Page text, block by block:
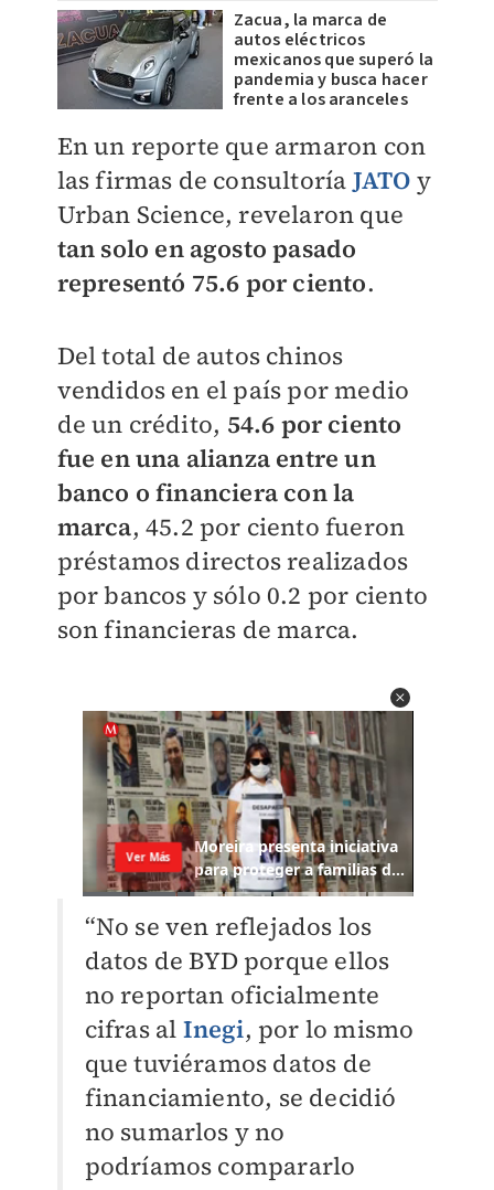
Zacua, la marca de
autos eléctricos
mexicanos que superó la
pandemia y busca hacer
frente a los aranceles
En un reporte que armaron con
las firmas de consultoría JATO y
Urban Science, revelaron que
tan solo en agosto pasado
representó 75.6 por ciento.
Del total de autos chinos
vendidos en el país por medio
de un crédito, 54.6 por ciento
fue en una alianza entre un
banco o financiera con la
marca, 45.2 por ciento fueron
préstamos directos realizados
por bancos y sólo 0.2 por ciento
son financieras de marca.
“No se ven reflejados los
datos de BYD porque ellos
no reportan oficialmente
cifras al Inegi, por lo mismo
que tuviéramos datos de
financiamiento, se decidió
no sumarlos y no
podríamos compararlo